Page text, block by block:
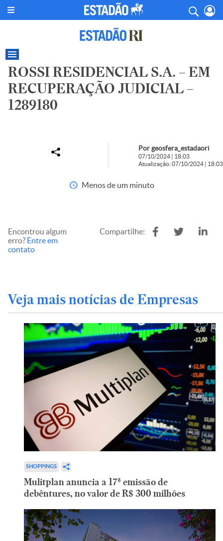
ROSSI RESIDENCIAL S.A. – EM
RECUPERAÇÃO JUDICIAL –
1289180
Por geosfera_estadaori
07/10/2024 | 18:03
Atualização: 07/10/2024 | 18:03
Menos de um minuto
Encontrou algum
erro? Entre em
contato
Compartilhe:
Veja mais notícias de Empresas
SHOPPINGS
Mulitplan anuncia a 17ª emissão de
debêntures, no valor de R$ 300 milhões